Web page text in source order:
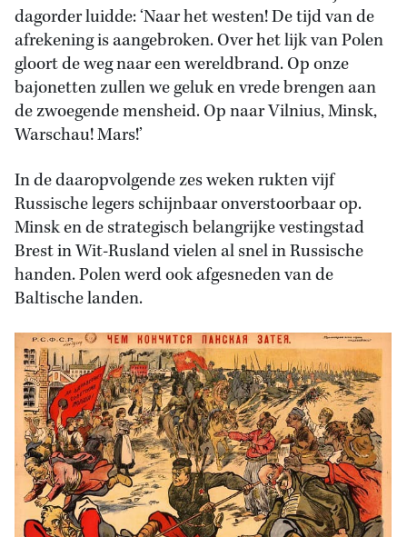
dagorder luidde: ‘Naar het westen! De tijd van de
afrekening is aangebroken. Over het lijk van Polen
gloort de weg naar een wereldbrand. Op onze
bajonetten zullen we geluk en vrede brengen aan
de zwoegende mensheid. Op naar Vilnius, Minsk,
Warschau! Mars!’
In de daaropvolgende zes weken rukten vijf
Russische legers schijnbaar onverstoorbaar op.
Minsk en de strategisch belangrijke vestingstad
Brest in Wit-Rusland vielen al snel in Russische
handen. Polen werd ook afgesneden van de
Baltische landen.